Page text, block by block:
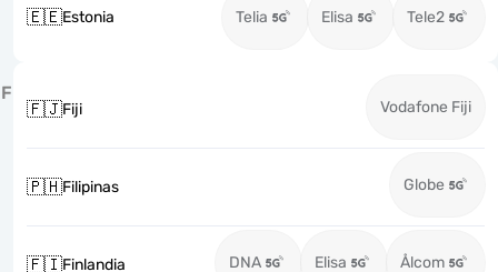
🇪🇪Estonia Telia Elisa Tele2
F
🇫🇯Fiji Vodafone Fiji
🇵🇭Filipinas Globe
🇫🇮Finlandia DNA Elisa Ålcom